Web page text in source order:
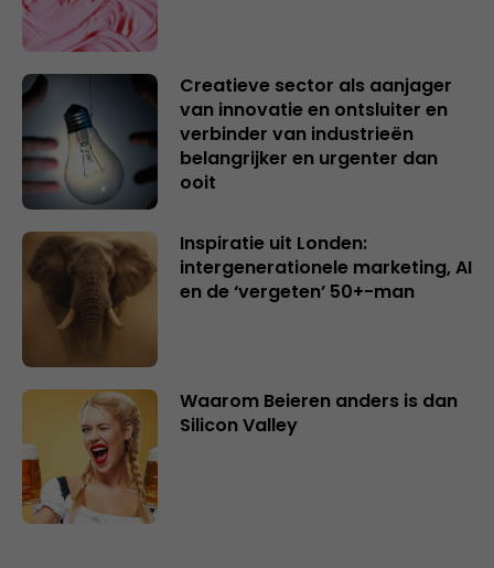
Creatieve sector als aanjager
van innovatie en ontsluiter en
verbinder van industrieën
belangrijker en urgenter dan
ooit
Inspiratie uit Londen:
intergenerationele marketing, AI
en de ‘vergeten’ 50+-man
Waarom Beieren anders is dan
Silicon Valley